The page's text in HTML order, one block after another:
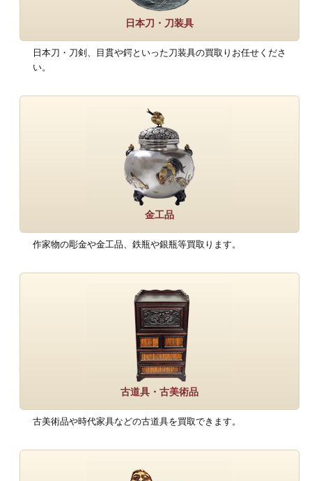
日本刀・刀装具
日本刀・刀剣、目貫や鍔といった刀装具の買取りお任せくださ
い。
金工品
作家物の彫金や金工品、鉄瓶や銀瓶等買取ります。
古道具・古美術品
古美術品や時代家具などの古道具を買取できます。